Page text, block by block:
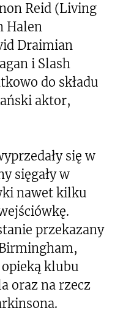
Reid (Living
Halen
Draimian
i Slash
do składu
aktor,
się w
sięgały w
nawet kilku
przekazany
klubu
oraz na rzecz